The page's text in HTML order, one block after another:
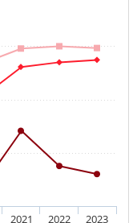
2021 2022 2023